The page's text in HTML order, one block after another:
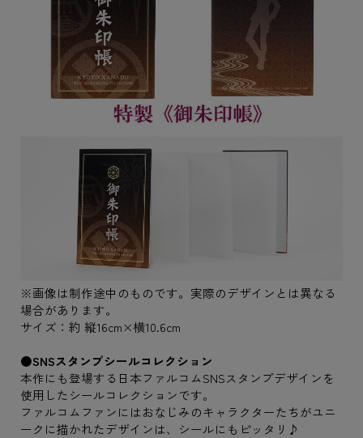
※画像は制作途中のものです。実際のデザインとは異なる
場合があります。
サイズ：約 縦16cm×横10.6cm
●SNSスタンプシールコレクション
本作にも登場する日本ファルコムSNSスタンプデザインを
使用したシールコレクションです。
ファルコムファンにはおなじみのキャラクターたちがユニ
ークに描かれたデザインは、シールにもピッタリ♪